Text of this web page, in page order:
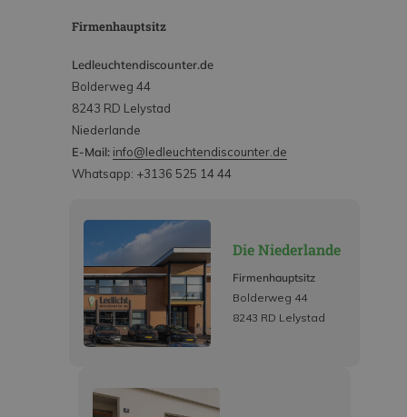
Firmenhauptsitz
Ledleuchtendiscounter.de
Bolderweg 44
8243 RD Lelystad
Niederlande
E-Mail: info@ledleuchtendiscounter.de
Whatsapp: +3136 525 14 44
Die Niederlande
Firmenhauptsitz
Bolderweg 44
8243 RD Lelystad